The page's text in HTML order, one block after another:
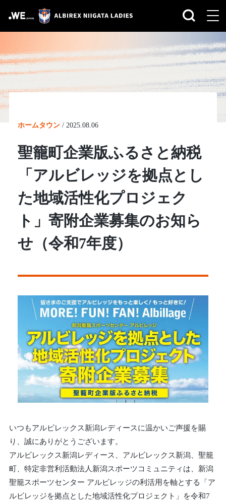
ホームタウン / 2025.08.06
聖籠町企業版ふるさと納税
「アルビレッジを拠点とし
た地域活性化プロジェク
ト」寄附企業募集のお知ら
せ（令和7年度）
いつもアルビレックス新潟レディースに温かいご声援を賜
り、誠にありがとうございます。
アルビレックス新潟レディース、アルビレックス新潟、聖籠
町、特定非営利活動法人新潟スポーツコミュニティは、新潟
聖籠スポーツセンター アルビレッジの利活用を軸とする「ア
ルビレッジを拠点とした地域活性化プロジェクト」を令和7